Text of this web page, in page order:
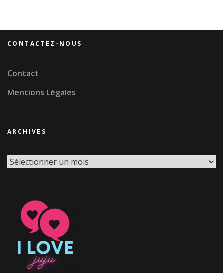
CONTACTEZ-NOUS
Contact
Mentions Légales
ARCHIVES
Archives